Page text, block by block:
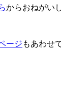
からおねがい
ージ もあわせ